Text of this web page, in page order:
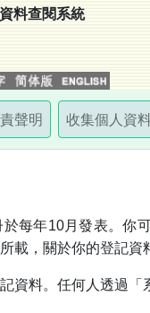
料查閱系統
聲明 收集個人資
每年10月發表。你
載，關於你的登記
資料。任何人透過